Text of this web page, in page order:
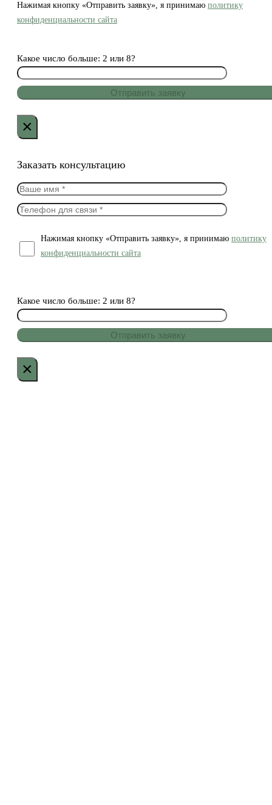
Нажимая кнопку «Отправить заявку», я принимаю политику
конфиденциальности сайта
Какое число больше: 2 или 8?
×
Заказать консультацию
Нажимая кнопку «Отправить заявку», я принимаю политику
конфиденциальности сайта
Какое число больше: 2 или 8?
×